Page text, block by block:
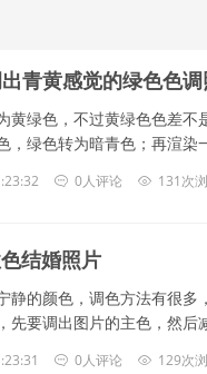
青黄感觉的绿色色调
黄绿色，不过黄绿色色差不
，绿色转为暗青色；再渲染
0人评论 131次
结婚照片
静的颜色，调色方法有很
先要调出图片的主色，然后
0人评论 129次